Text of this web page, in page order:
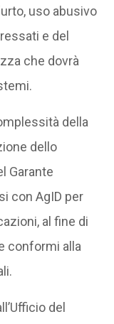
uso abusivo
e del
che dovrà
della
dello
Garante
con AgID per
al fine di
conformi alla
del